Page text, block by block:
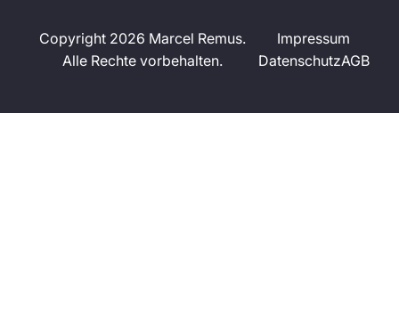
Copyright 2026 Marcel Remus.
Alle Rechte vorbehalten.
Impressum
DatenschutzAGB